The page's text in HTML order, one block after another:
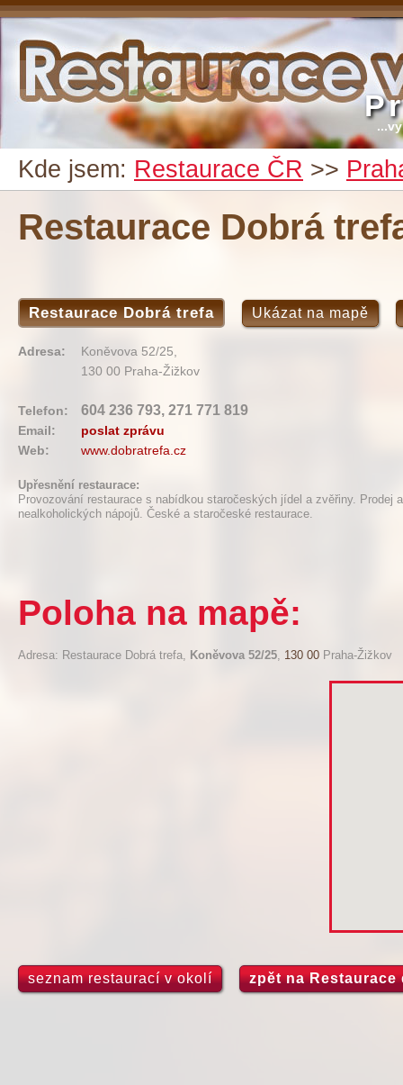
Kde jsem: Restaurace ČR >>
Restaurace Dobrá
Restaurace Dobrá trefa Ukázat na mapě
Adresa:
Koněvova 52/25,
130 00 Praha-Žižkov
Telefon: 604 236 793, 271 771 819
Email:
poslat zprávu
Web:
www.dobratrefa.cz
Upřesnění restaurace:
Provozování restaurace s nabídkou staročeských jídel a zvěřiny. Prodej
nealkoholických nápojů. České a staročeské restaurace.
Poloha na mapě:
Adresa: Restaurace Dobrá trefa, Koněvova 52/25, 130 00 Praha-Žižkov
seznam restaurací v okolí zpět na Restaurace